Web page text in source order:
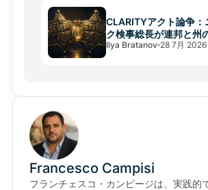
CLARITYアクト論争：
ク検事総長が連邦と州
に警鐘
Ilya Bratanov 28 7月 2026
Francesco Campisi
フランチェスコ・カンピージは、実践的